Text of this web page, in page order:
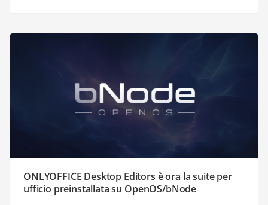
ONLYOFFICE Desktop Editors è ora la suite per
ufficio preinstallata su OpenOS/bNode